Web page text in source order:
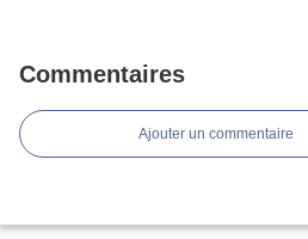
Commentaires
Ajouter un commentaire